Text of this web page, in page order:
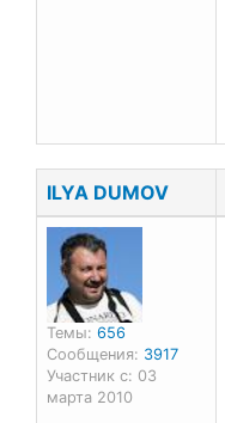
ILYA DUMOV
Темы: 656
Сообщения: 3917
Участник с: 03
марта 2010